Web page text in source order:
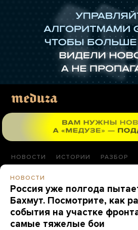
НОВОСТИ ИСТОРИИ РАЗБОР
НОВОСТИ
Россия уже полгода
Бахмут. Посмотрите, как
события на участке
самые тяжелые бои